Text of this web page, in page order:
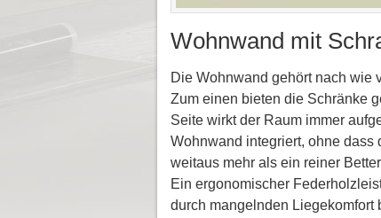
Wohnwand mit
Die Wohnwand gehört nach wie
Zum einen bieten die Schränke
Seite wirkt der Raum immer
Wohnwand integriert, ohne
weitaus mehr als ein reiner
Ein ergonomischer
durch mangelnden Liegekomfort